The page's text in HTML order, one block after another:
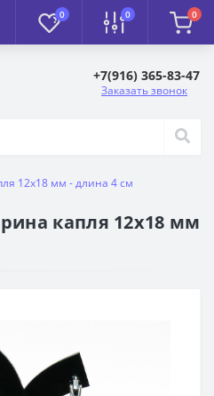
0 0 0
+7(916) 365-83-47
Заказать звонок
12х18 мм - длина 4 см
капля 12х18 мм